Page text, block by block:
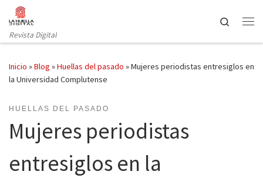
Saltar al contenido
Revista Digital
Search
Inicio »Blog »Huellas del pasado »Mujeres periodistas entresiglos en
la Universidad Complutense
HUELLAS DEL PASADO
Mujeres periodistas
entresiglos en la